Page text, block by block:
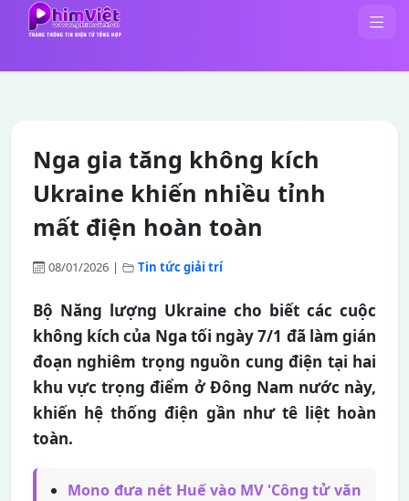
Nga gia tăng không kích
Ukraine khiến nhiều tỉnh
mất điện hoàn toàn
08/01/2026 | Tin tức giải trí
Bộ Năng lượng Ukraine cho biết các cuộc
không kích của Nga tối ngày 7/1 đã làm gián
đoạn nghiêm trọng nguồn cung điện tại hai
khu vực trọng điểm ở Đông Nam nước này,
khiến hệ thống điện gần như tê liệt hoàn
toàn.
Mono đưa nét Huế vào MV 'Công tử văn